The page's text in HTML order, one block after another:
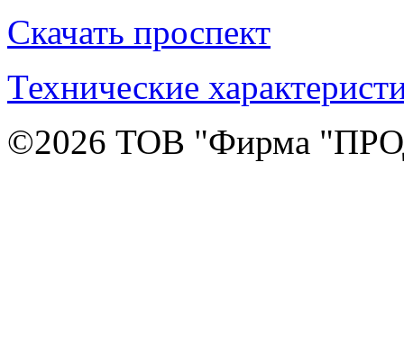
Скачать проспект
Технические
©2026 ТОВ "Фирма